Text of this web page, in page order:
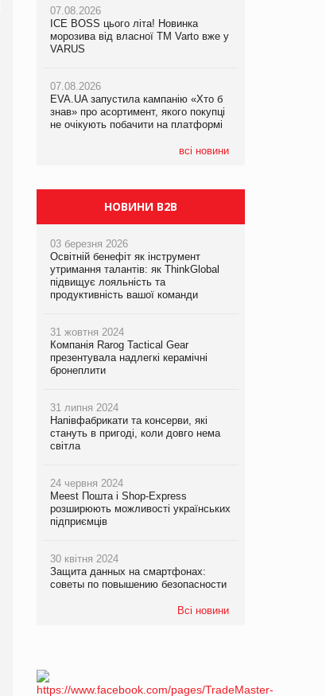
07.08.2026
ICE BOSS цього літа! Новинка
морозива від власної ТМ Varto вже у
VARUS
07.08.2026
EVA.UA запустила кампанію «Хто б
знав» про асортимент, якого покупці
не очікують побачити на платформі
всі новини
06.08.2026
Смачна новинка для хвостатих: у
VARUS з’явилися паучі Varto Paw
05.08.2026
Мережа супермаркетів VARUS купує
мережу магазинів формату
компанія налічуватиме 374 магазини
07.08.2026
Франція заборонила рекламні дзвінки
НОВИНИ B2B
03 березня 2026
Освітній бенефіт як інструмент
утримання талантів: як ThinkGlobal
підвищує лояльність та
продуктивність вашої команди
31 жовтня 2024
Компанія Rarog Tactical Gear
презентувала надлегкі керамічні
бронеплити
31 липня 2024
Напівфабрикати та консерви, які
стануть в пригоді, коли довго нема
світла
24 червня 2024
Meest Пошта і Shop-Express
розширюють можливості українських
підприємців
30 квітня 2024
Защита данных на смартфонах:
советы по повышению безопасности
Всі новини